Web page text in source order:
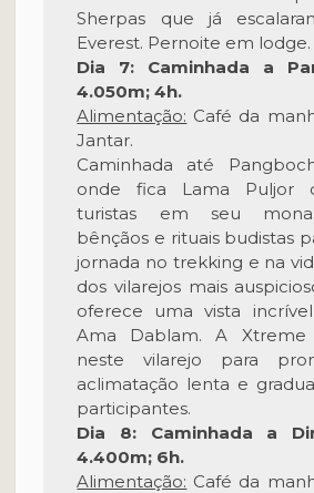
Sherpas que já
Everest. Pernoite em lodge.
Dia 7: Caminhada a
4.050m; 4h.
Alimentação: Café da
Jantar.
Caminhada até
onde fica Lama Puljor
turistas em seu
bênçãos e rituais budistas
jornada no trekking e na
dos vilarejos mais
oferece uma vista
Ama Dablam. A Xtreme
neste vilarejo para
aclimatação lenta e
participantes.
Dia 8: Caminhada a
4.400m; 6h.
Alimentação: Café da